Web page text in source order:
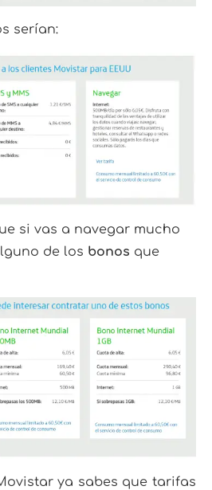
serían:
si vas a navegar mucho
de los bonos que
ya sabes que tarifas